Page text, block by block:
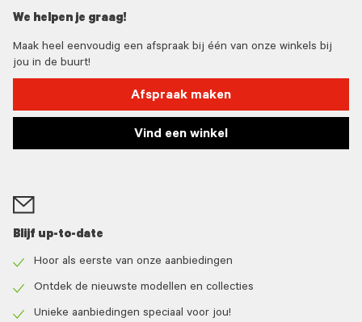
We helpen je graag!
Maak heel eenvoudig een afspraak bij één van onze winkels bij
jou in de buurt!
Afspraak maken
Vind een winkel
Blijf up-to-date
icon
Hoor als eerste van onze aanbiedingen
icon
Ontdek de nieuwste modellen en collecties
Unieke aanbiedingen speciaal voor jou!